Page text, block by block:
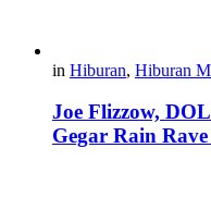
in Hiburan, Hiburan
Joe Flizzow,
Gegar Rain Rave